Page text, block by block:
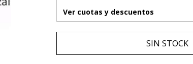
Ver cuotas y descuentos
SIN STOCK